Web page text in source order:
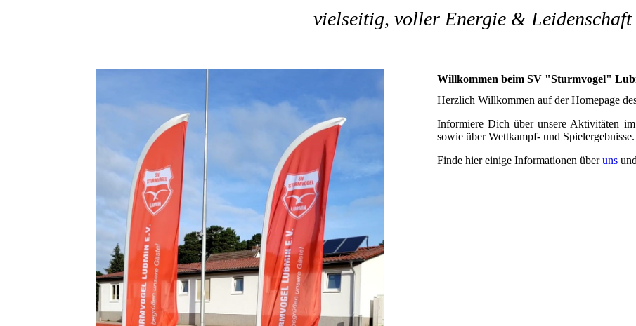
vielseitig, voller Energie & Leidenschaft
Willkommen beim SV "Sturmvogel"
Herzlich Willkommen auf der Homepage
Informiere Dich über unsere Aktivitäten
sowie über Wettkampf- und Spielergebnisse.
Finde hier einige Informationen überuns